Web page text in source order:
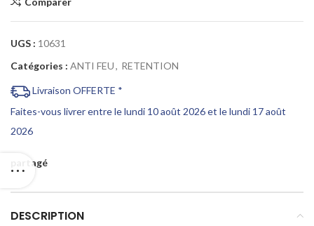
UGS : 10631
Catégories : ANTI FEU, RETENTION
Livraison OFFERTE *
Faites-vous livrer entre le lundi 10 août 2026 et le lundi 17 août
2026
partagé
DESCRIPTION